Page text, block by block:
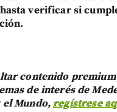
verificar si
contenido
de interés de
el Mundo,regístrese